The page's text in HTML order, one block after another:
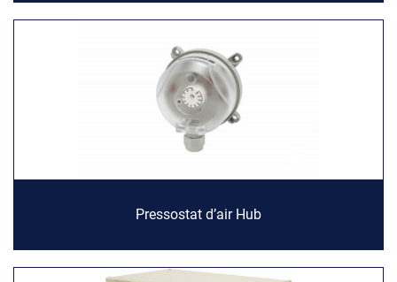
Pressostat d’air Hub